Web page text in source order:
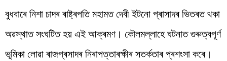
বুধবাৰে নিশা চাদৰ ৰাষ্ট্ৰপতি মহামত দেবী ইটনো প্ৰাসাদৰ ভিতৰত থকা
অৱস্থাত সংঘটিত হয় এই আক্ৰমণ। কৌলমল্লাহে ঘটনাত গুৰুত্বপূৰ্ণ
ভূমিকা লোৱা ৰাজপ্ৰসাদৰ নিৰাপত্তাৰক্ষীৰ সতৰ্কতাৰ প্ৰশংসা কৰে।